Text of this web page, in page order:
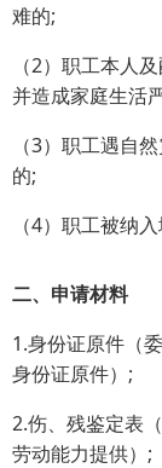
难的;
（2）职工本人
并造成家庭生活
（3）职工遇自
的;
（4）职工被纳
二、申请材料
1.身份证原件（
身份证原件）;
2.伤、残鉴定表
劳动能力提供）;